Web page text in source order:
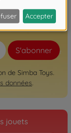
S'abonner
de Simba Toys.
données.
jouets